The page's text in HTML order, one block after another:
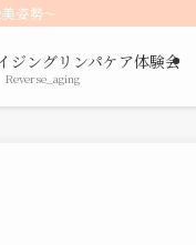
姿勢〜
ジングリンパケア体験会
Reverse_aging